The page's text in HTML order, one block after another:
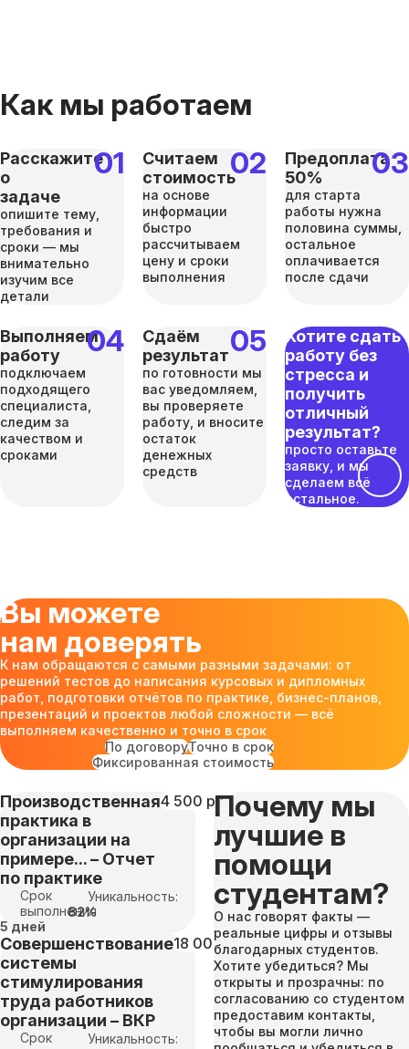
Как мы работаем
Расскажите
о
задаче
опишите тему,
требования и
сроки — мы
внимательно
изучим все
детали
Считаем
стоимость
на основе
информации
быстро
рассчитываем
цену и сроки
выполнения
Предоплата
50%
для старта
работы нужна
половина суммы,
остальное
оплачивается
после сдачи
Выполняем
работу
подключаем
подходящего
специалиста,
следим за
качеством и
сроками
Сдаём
результат
по готовности мы
вас уведомляем,
вы проверяете
работу, и вносите
остаток
денежных
средств
Хотите сдать
работу без
стресса и
получить
отличный
результат?
просто оставьте
заявку, и мы
сделаем всё
остальное.
Вы можете
нам доверять
К нам обращаются с самыми разными задачами: от
решений тестов до написания курсовых и дипломных
работ, подготовки отчётов по практике, бизнес-планов,
презентаций и проектов любой сложности — всё
выполняем качественно и точно в срок
По договоруТочно в срок
Фиксированная стоимость
Производственная
практика в
организации на
примере... – Отчет
по практике
4 500 руб
Срок
выполнения
5 дней
Уникальность:
82%
Совершенствование
системы
стимулирования
труда работников
организации – ВКР
18 000 руб
Срок
Уникальность:
Почему мы
лучшие в
помощи
студентам?
О нас говорят факты —
реальные цифры и отзывы
благодарных студентов.
Хотите убедиться? Мы
открыты и прозрачны: по
согласованию со студентом
предоставим контакты,
чтобы вы могли лично